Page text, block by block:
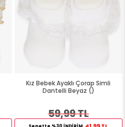
Kız Bebek Ayaklı Çorap Simli
Dantelli Beyaz ()
59,99 TL